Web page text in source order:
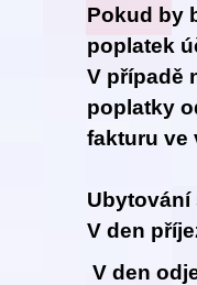
Pokud by
poplatek
V případě
poplatky
fakturu ve
Ubytování
V den
V den